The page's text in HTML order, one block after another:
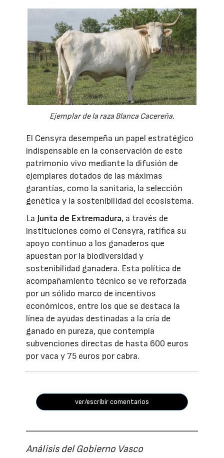
Ejemplar de la raza Blanca Cacereña.
El Censyra desempeña un papel estratégico
indispensable en la conservación de este
patrimonio vivo mediante la difusión de
ejemplares dotados de las máximas
garantías, como la sanitaria, la selección
genética y la sostenibilidad del ecosistema.
La Junta de Extremadura, a través de
instituciones como el Censyra, ratifica su
apoyo continuo a los ganaderos que
apuestan por la biodiversidad y
sostenibilidad ganadera. Esta política de
acompañamiento técnico se ve reforzada
por un sólido marco de incentivos
económicos, entre los que se destaca la
línea de ayudas destinadas a la cría de
ganado en pureza, que contempla
subvenciones directas de hasta 600 euros
por vaca y 75 euros por cabra.
ver/escribir comentarios
Análisis del Gobierno Vasco